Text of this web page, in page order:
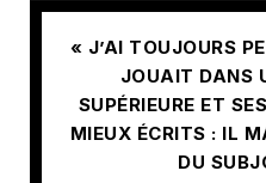
« J’AI TOUJOURS
JOUAIT DANS
SUPÉRIEURE ET
MIEUX ÉCRITS : IL
DU